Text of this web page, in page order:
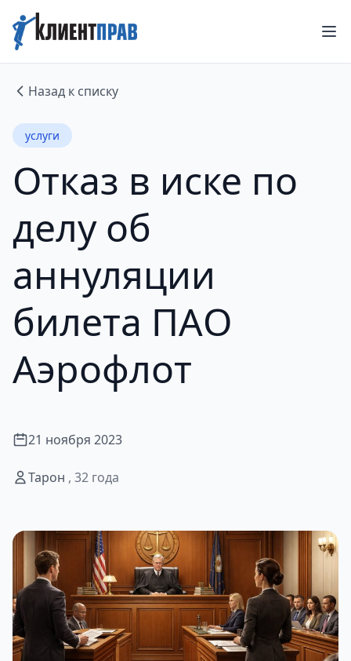
Назад к списку
услуги
Отказ в иске по
делу об
аннуляции
билета ПАО
Аэрофлот
21 ноября 2023
Тарон , 32 года